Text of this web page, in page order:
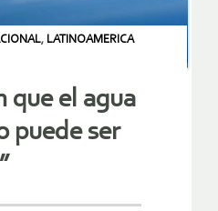
, LATINOAMERICA
que el agua
puede ser